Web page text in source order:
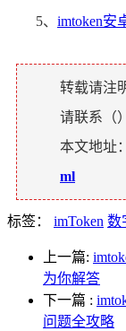
5、 imtoken安
转载请注
请联系（
本文地址：
ml
标签： imToken 数
上一篇:
为你解答
下一篇 :
问题全攻略